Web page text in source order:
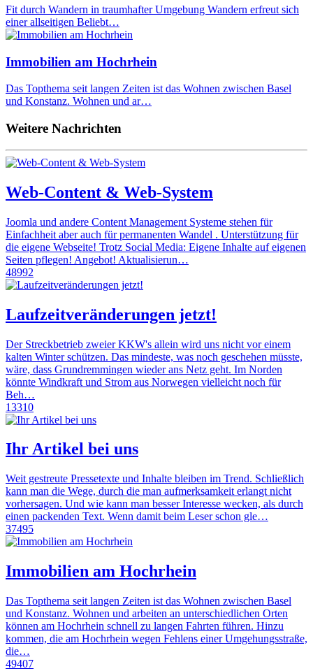
Fit durch Wandern in traumhafter Umgebung Wandern erfreut sich
einer allseitigen Beliebt…
Immobilien am Hochrhein
Das Topthema seit langen Zeiten ist das Wohnen zwischen Basel
und Konstanz. Wohnen und ar…
Weitere Nachrichten
Web-Content & Web-System
Joomla und andere Content Management Systeme stehen für
Einfachheit aber auch für permanenten Wandel . Unterstützung für
die eigene Webseite! Trotz Social Media: Eigene Inhalte auf eigenen
Seiten pflegen! Angebot! Aktualisierun…
48992
Laufzeitveränderungen jetzt!
Der Streckbetrieb zweier KKW's allein wird uns nicht vor einem
kalten Winter schützen. Das mindeste, was noch geschehen müsste,
wäre, dass Grundremmingen wieder ans Netz geht. Im Norden
könnte Windkraft und Strom aus Norwegen vielleicht noch für
Beh…
13310
Ihr Artikel bei uns
Weit gestreute Pressetexte und Inhalte bleiben im Trend. Schließlich
kann man die Wege, durch die man aufmerksamkeit erlangt nicht
vorhersagen. Und wie kann man besser Interesse wecken, als durch
einen packenden Text. Wenn damit beim Leser schon gle…
37495
Immobilien am Hochrhein
Das Topthema seit langen Zeiten ist das Wohnen zwischen Basel
und Konstanz. Wohnen und arbeiten an unterschiedlichen Orten
können am Hochrhein schnell zu langen Fahrten führen. Hinzu
kommen, die am Hochrhein wegen Fehlens einer Umgehungsstraße,
die…
49407